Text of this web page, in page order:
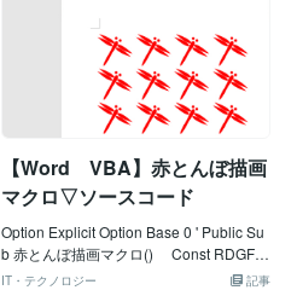
【Word VBA】赤とんぼ描画
マクロ▽ソースコード
Option Explicit Option Base 0 ' Public Su
b 赤とんぼ描画マクロ() Const RDGFL
EFT = 90 '描画開始位置Ｘ Con
記事
IT・テクノロジー